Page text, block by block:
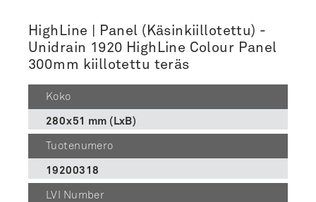
HighLine | Panel (Käsinkiillotettu) -
Unidrain 1920 HighLine Colour Panel
300mm kiillotettu teräs
Koko
280x51 mm (LxB)
Tuotenumero
19200318
LVI Number